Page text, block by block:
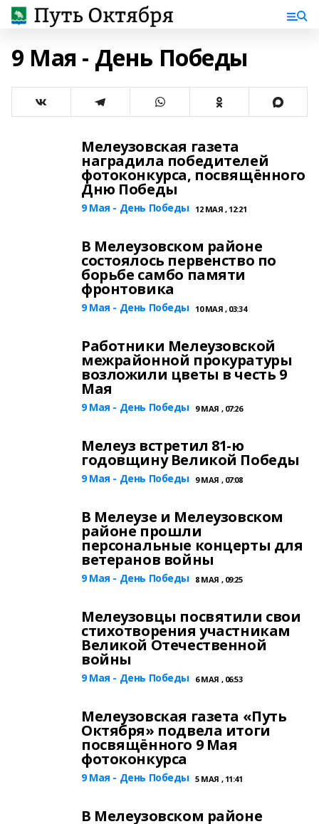
9 Мая - День Победы
Мелеузовская газета
наградила победителей
фотоконкурса, посвящённого
Дню Победы
9 Мая - День Победы 12 МАЯ , 12:21
В Мелеузовском районе
состоялось первенство по
борьбе самбо памяти
фронтовика
9 Мая - День Победы 10 МАЯ , 03:34
Работники Мелеузовской
межрайонной прокуратуры
возложили цветы в честь 9
Мая
9 Мая - День Победы 9 МАЯ , 07:26
Мелеуз встретил 81-ю
годовщину Великой Победы
9 Мая - День Победы 9 МАЯ , 07:08
В Мелеузе и Мелеузовском
районе прошли
персональные концерты для
ветеранов войны
9 Мая - День Победы 8 МАЯ , 09:25
Мелеузовцы посвятили свои
стихотворения участникам
Великой Отечественной
войны
9 Мая - День Победы 6 МАЯ , 06:53
Мелеузовская газета «Путь
Октября» подвела итоги
посвящённого 9 Мая
фотоконкурса
9 Мая - День Победы 5 МАЯ , 11:41
В Мелеузовском районе